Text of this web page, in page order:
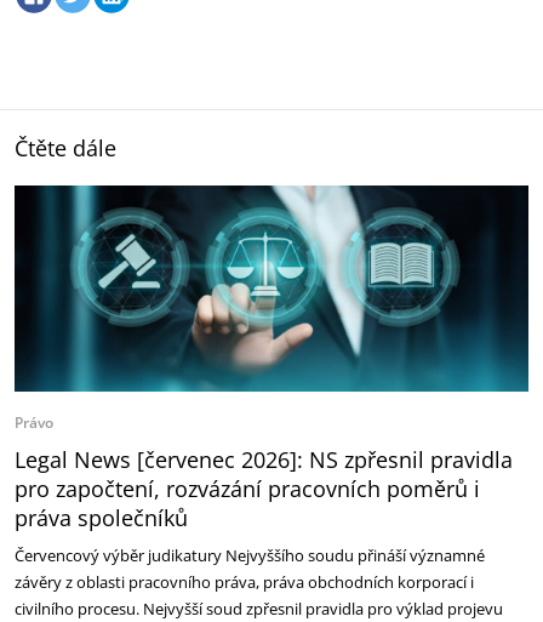
Čtěte dále
Právo
Legal News [červenec 2026]: NS zpřesnil pravidla
pro započtení, rozvázání pracovních poměrů i
práva společníků
Červencový výběr judikatury Nejvyššího soudu přináší významné
závěry z oblasti pracovního práva, práva obchodních korporací i
civilního procesu. Nejvyšší soud zpřesnil pravidla pro výklad projevu